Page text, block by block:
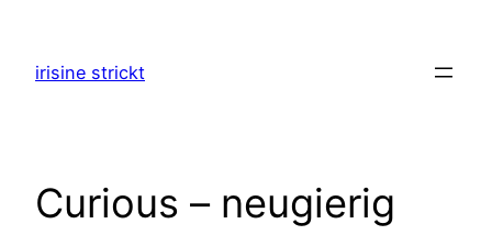
springen
irisine strickt
Curious – neugierig